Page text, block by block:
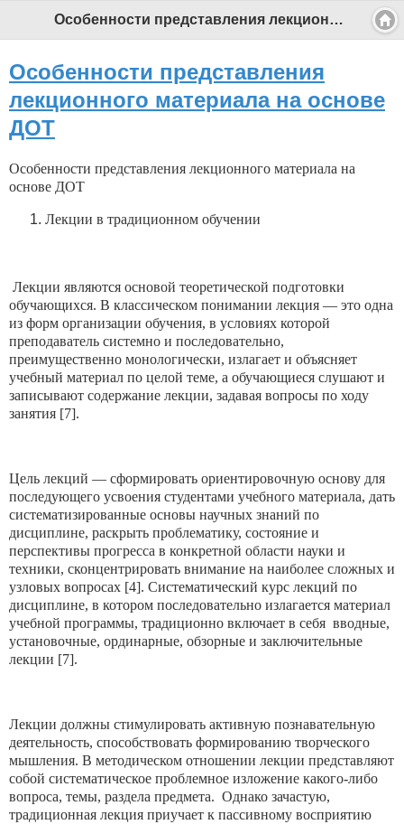
Особенности представления лекционного материала на основе ДОТ - Профессиональный педагог
Особенности представления
лекционного материала на основе
ДОТ
Особенности представления лекционного материала на
основе ДОТ
Лекции в традиционном обучении
Лекции являются основой теоретической подготовки
обучающихся. В классическом понимании лекция — это одна
из форм организации обучения, в условиях которой
преподаватель системно и последовательно,
преимущественно монологически, излагает и объясняет
учебный материал по целой теме, а обучающиеся слушают и
записывают содержание лекции, задавая вопросы по ходу
занятия [7].
Цель лекций — сформировать ориентировочную основу для
последующего усвоения студентами учебного материала, дать
систематизированные основы научных знаний по
дисциплине, раскрыть проблематику, состояние и
перспективы прогресса в конкретной области науки и
техники, сконцентрировать внимание на наиболее сложных и
узловых вопросах [4]. Систематический курс лекций по
дисциплине, в котором последовательно излагается материал
учебной программы, традиционно включает в себя вводные,
установочные, ординарные, обзорные и заключительные
лекции [7].
Лекции должны стимулировать активную познавательную
деятельность, способствовать формированию творческого
мышления. В методическом отношении лекции представляют
собой систематическое проблемное изложение какого-либо
вопроса, темы, раздела предмета. Однако зачастую,
традиционная лекция приучает к пассивному восприятию